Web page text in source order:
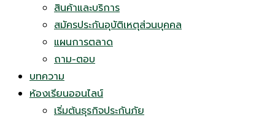
สินค้าและบริการ
สมัครประกันอุบัติเหตุส่วนบุคคล
แผนการตลาด
ถาม-ตอบ
บทความ
ห้องเรียนออนไลน์
เริ่มต้นธุรกิจประกันภัย